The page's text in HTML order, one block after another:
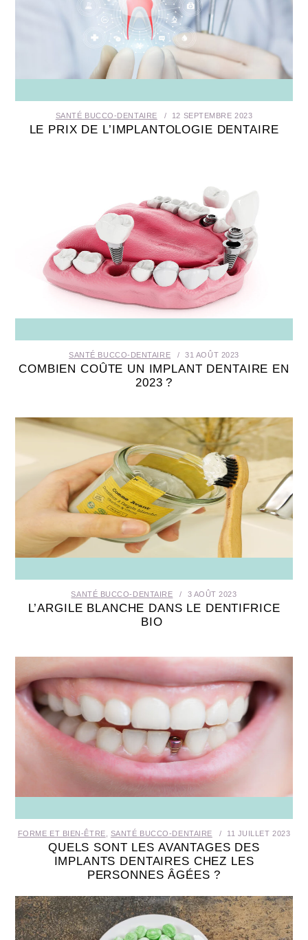
SANTÉ BUCCO-DENTAIRE 12 SEPTEMBRE 2023
LE PRIX DE L’IMPLANTOLOGIE DENTAIRE
SANTÉ BUCCO-DENTAIRE 31 AOÛT 2023
COMBIEN COÛTE UN IMPLANT DENTAIRE EN
2023 ?
SANTÉ BUCCO-DENTAIRE 3 AOÛT 2023
L’ARGILE BLANCHE DANS LE DENTIFRICE
BIO
FORME ET BIEN-ÊTRE SANTÉ BUCCO-DENTAIRE 11 JUILLET 2023
QUELS SONT LES AVANTAGES DES
IMPLANTS DENTAIRES CHEZ LES
PERSONNES ÂGÉES ?